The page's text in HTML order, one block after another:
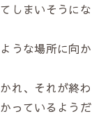
しまいそうにな
うな場所に向か
れ、それが終わ
っているようだ